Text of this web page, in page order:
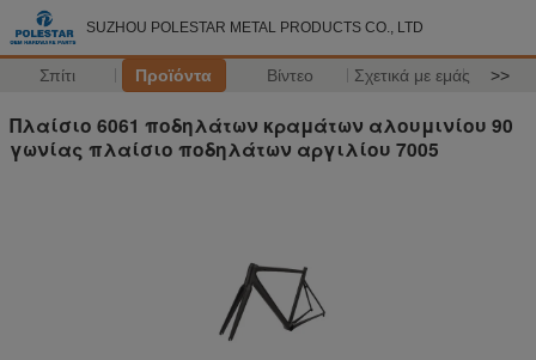
SUZHOU POLESTAR METAL PRODUCTS CO., LTD
Σπίτι Προϊόντα Βίντεο Σχετικά με εμάς >>
Πλαίσιο 6061 ποδηλάτων κραμάτων αλουμινίου 90
γωνίας πλαίσιο ποδηλάτων αργιλίου 7005